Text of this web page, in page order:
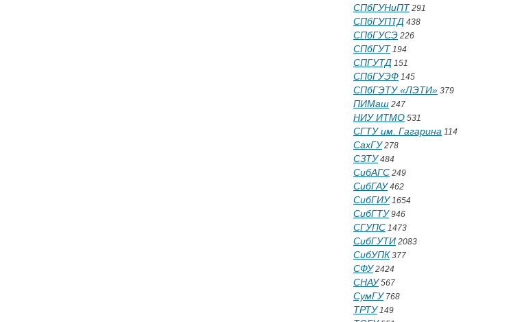
СПбГУНиПТ 291
СПбГУПТД 438
СПбГУСЭ 226
СПбГУТ 194
СПГУТД 151
СПбГУЭФ 145
СПбГЭТУ «ЛЭТИ» 379
ПИМаш 247
НИУ ИТМО 531
СГТУ им. Гагарина 114
СахГУ278
СЗТУ484
СибАГС 249
СибГАУ462
СибГИУ1654
СибГТУ946
СГУПС 1473
СибГУТИ 2083
СибУПК 377
СФУ2424
СНАУ567
СумГУ768
ТРТУ149